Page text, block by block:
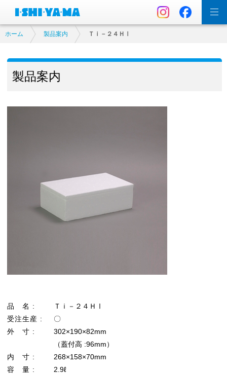
ホーム 製品案内 Ｔｉ－２４ＨⅠ
製品案内
品 名 :
Ｔｉ－２４ＨⅠ
受注生産 :
〇
外 寸 :
302×190×82mm
（蓋付高 :96mm）
内 寸 :
268×158×70mm
容 量 :
2.9ℓ